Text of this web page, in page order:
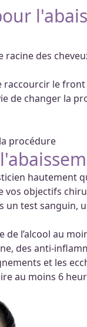
racine des
raccourcir le front
de changer la
procédure
hautement
vos objectifs
un test sanguin,
l’alcool au
des anti-
et les
au moins 6